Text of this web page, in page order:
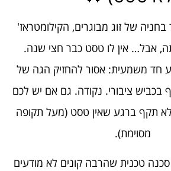
של זוג מבוגרים, הקילומטראז'
אבל… אין לו טסט כבר חצי שנה.
חד משמעית: אסור להחזיק הגה של
ציבורי. נקודה. גם אם יש לכם
תקף ברגע שאין טסט (מעל תקופה
מסוימת).
טכנית שהרבה קונים לא מודעים